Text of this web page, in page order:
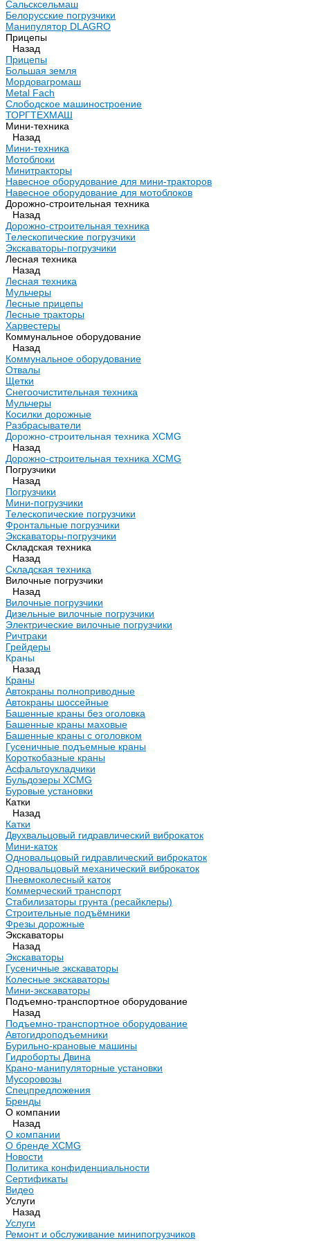
Сальсксельмаш
Белорусские погрузчики
Манипулятор DLAGRO
Прицепы
Назад
Прицепы
Большая земля
Мордовагромаш
Metal Fach
Слободское машиностроение
ТОРГТЕХМАШ
Мини-техника
Назад
Мини-техника
Мотоблоки
Минитракторы
Навесное оборудование для мини-тракторов
Навесное оборудование для мотоблоков
Дорожно-строительная техника
Назад
Дорожно-строительная техника
Телескопические погрузчики
Экскаваторы-погрузчики
Лесная техника
Назад
Лесная техника
Мульчеры
Лесные прицепы
Лесные тракторы
Харвестеры
Коммунальное оборудование
Назад
Коммунальное оборудование
Отвалы
Щетки
Снегоочистительная техника
Мульчеры
Косилки дорожные
Разбрасыватели
Дорожно-строительная техника XCMG
Назад
Дорожно-строительная техника XCMG
Погрузчики
Назад
Погрузчики
Мини-погрузчики
Телескопические погрузчики
Фронтальные погрузчики
Экскаваторы-погрузчики
Складская техника
Назад
Складская техника
Вилочные погрузчики
Назад
Вилочные погрузчики
Дизельные вилочные погрузчики
Электрические вилочные погрузчики
Ричтраки
Грейдеры
Краны
Назад
Краны
Автокраны полноприводные
Автокраны шоссейные
Башенные краны без оголовка
Башенные краны маховые
Башенные краны с оголовком
Гусеничные подъемные краны
Короткобазные краны
Асфальтоукладчики
Бульдозеры XCMG
Буровые установки
Катки
Назад
Катки
Двухвальцовый гидравлический виброкаток
Мини-каток
Одновальцовый гидравлический виброкаток
Одновальцовый механический виброкаток
Пневмоколесный каток
Коммерческий транспорт
Стабилизаторы грунта (ресайклеры)
Строительные подъёмники
Фрезы дорожные
Экскаваторы
Назад
Экскаваторы
Гусеничные экскаваторы
Колесные экскаваторы
Мини-экскаваторы
Подъемно-транспортное оборудование
Назад
Подъемно-транспортное оборудование
Автогидроподъемники
Бурильно-крановые машины
Гидроборты Двина
Крано-манипуляторные установки
Мусоровозы
Спецпредложения
Бренды
О компании
Назад
О компании
О бренде XCMG
Новости
Политика конфиденциальности
Сертификаты
Видео
Услуги
Назад
Услуги
Ремонт и обслуживание минипогрузчиков